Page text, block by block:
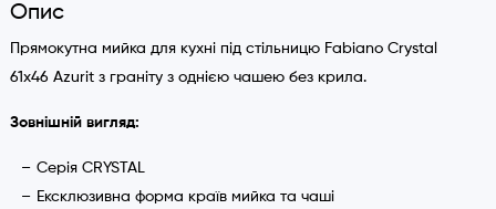
Опис
Прямокутна мийка для кухні під стільницю Fabiano Crystal
61x46 Azurit з граніту з однією чашею без крила.
Зовнішній вигляд:
Серія CRYSTAL
Ексклюзивна форма країв мийка та чаші